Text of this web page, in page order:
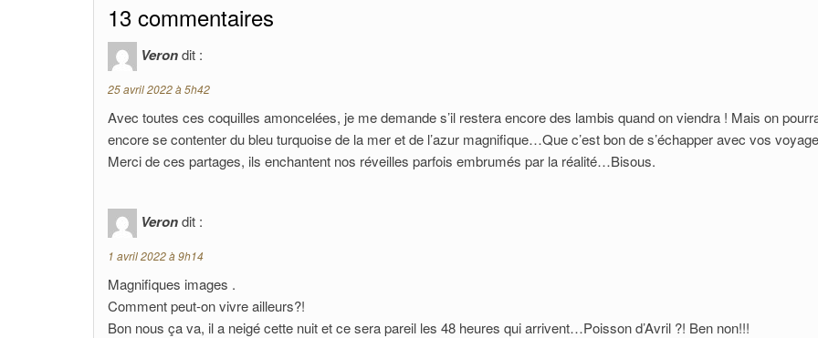
13 commentaires
Verondit :
25 avril 2022 à 5h42
Avec toutes ces coquilles amoncelées, je me demande s’il restera encore des lambis quand on viendra ! Mais on
encore se contenter du bleu turquoise de la mer et de l’azur magnifique…Que c’est bon de s’échapper avec vos
Merci de ces partages, ils enchantent nos réveilles parfois embrumés par la réalité…Bisous.
Verondit :
1 avril 2022 à 9h14
Magnifiques images .
Comment peut-on vivre ailleurs?!
Bon nous ça va, il a neigé cette nuit et ce sera pareil les 48 heures qui arrivent…Poisson d’Avril ?! Ben non!!!